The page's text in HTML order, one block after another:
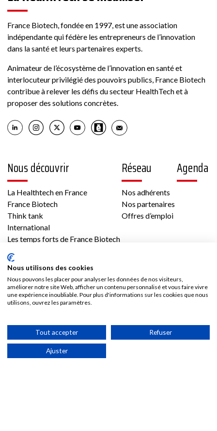
France Biotech, fondée en 1997, est une association
indépendante qui fédère les entrepreneurs de l’innovation
dans la santé et leurs partenaires experts.
Animateur de l’écosystème de l’innovation en santé et
interlocuteur privilégié des pouvoirs publics, France Biotech
contribue à relever les défis du secteur HealthTech et à
proposer des solutions concrètes.
Nous découvrir
La Healthtech en France
France Biotech
Think tank
International
Les temps forts de France Biotech
Réseau
Nos adhérents
Nos partenaires
Offres d’emploi
Agenda
Contenus
Vidéos
Publications
Presse
Les communiqués France Biotech
Les communiqués des Adhérents
Nous rejoindre
Les avantages d’adhérer à France Biotech
Nous utilisons des cookies
Nous pouvons les placer pour analyser les données de nos visiteurs,
améliorer notre site Web, afficher un contenu personnalisé et vous faire vivre
une expérience inoubliable. Pour plus d'informations sur les cookies que nous
utilisons, ouvrez les paramètres.
Tout accepter Refuser
Ajuster